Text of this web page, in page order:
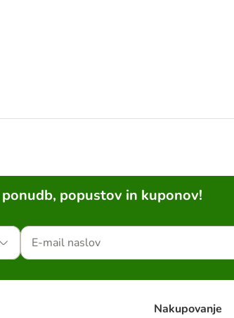
popustov in kuponov!
Nakupovanje